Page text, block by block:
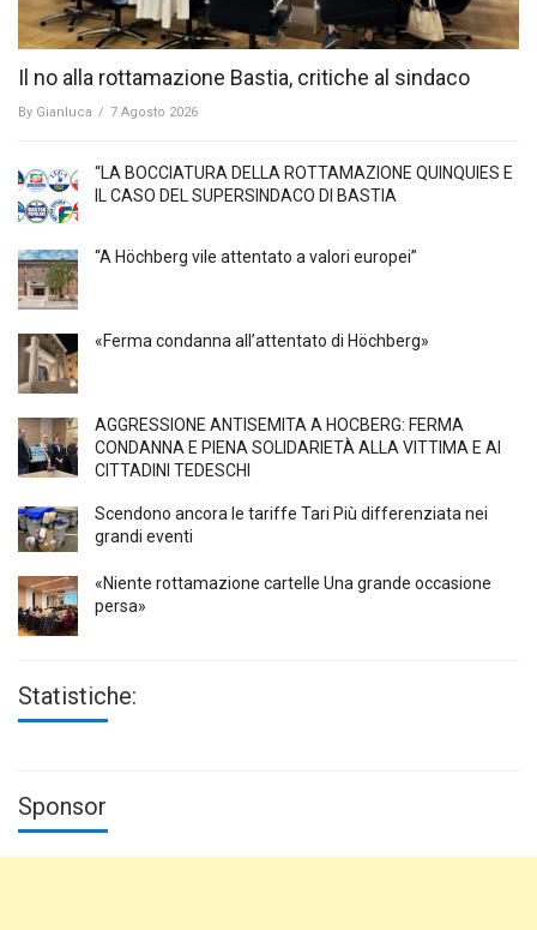
Il no alla rottamazione Bastia, critiche al sindaco
By Gianluca / 7 Agosto 2026
“LA BOCCIATURA DELLA ROTTAMAZIONE QUINQUIES E
IL CASO DEL SUPERSINDACO DI BASTIA
“A Höchberg vile attentato a valori europei”
«Ferma condanna all’attentato di Höchberg»
AGGRESSIONE ANTISEMITA A HÖCBERG: FERMA
CONDANNA E PIENA SOLIDARIETÀ ALLA VITTIMA E AI
CITTADINI TEDESCHI
Scendono ancora le tariffe Tari Più differenziata nei
grandi eventi
«Niente rottamazione cartelle Una grande occasione
persa»
Statistiche:
Sponsor